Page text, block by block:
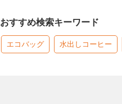
おすすめ検索キーワード
エコバッグ 水出しコーヒー